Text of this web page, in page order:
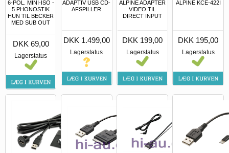
6-POL. MINI-ISO -
5 PHONOSTIK
HUN TIL BECKER
MED SUB OUT
DKK 69,00
Lagerstatus
ADAPTIV USB CD-
AFSPILLER
DKK 1.499,00
Lagerstatus
ALPINE ADAPTER
VIDEO TIL
DIRECT INPUT
DKK 199,00
Lagerstatus
ALPINE KCE-422I
DKK 195,00
Lagerstatus